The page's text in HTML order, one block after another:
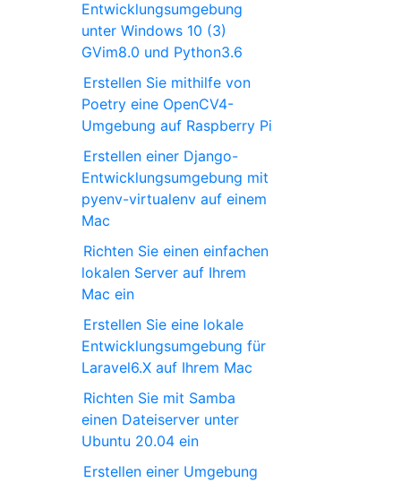
Entwicklungsumgebung
unter Windows 10 (3)
GVim8.0 und Python3.6
Erstellen Sie mithilfe von
Poetry eine OpenCV4-
Umgebung auf Raspberry Pi
Erstellen einer Django-
Entwicklungsumgebung mit
pyenv-virtualenv auf einem
Mac
Richten Sie einen einfachen
lokalen Server auf Ihrem
Mac ein
Erstellen Sie eine lokale
Entwicklungsumgebung für
Laravel6.X auf Ihrem Mac
Richten Sie mit Samba
einen Dateiserver unter
Ubuntu 20.04 ein
Erstellen einer Umgebung